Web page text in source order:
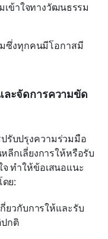
เข้าใจทางวัฒนธรรม
ซึ่งทุกคนมีโอกาสมี
ะจัดการความขัด
รับปรุงความร่วมมือ
ลีกเลี่ยงการให้หรือรับ
ทำให้ข้อเสนอแนะ
ย:
ยวกับการให้และรับ
กติ